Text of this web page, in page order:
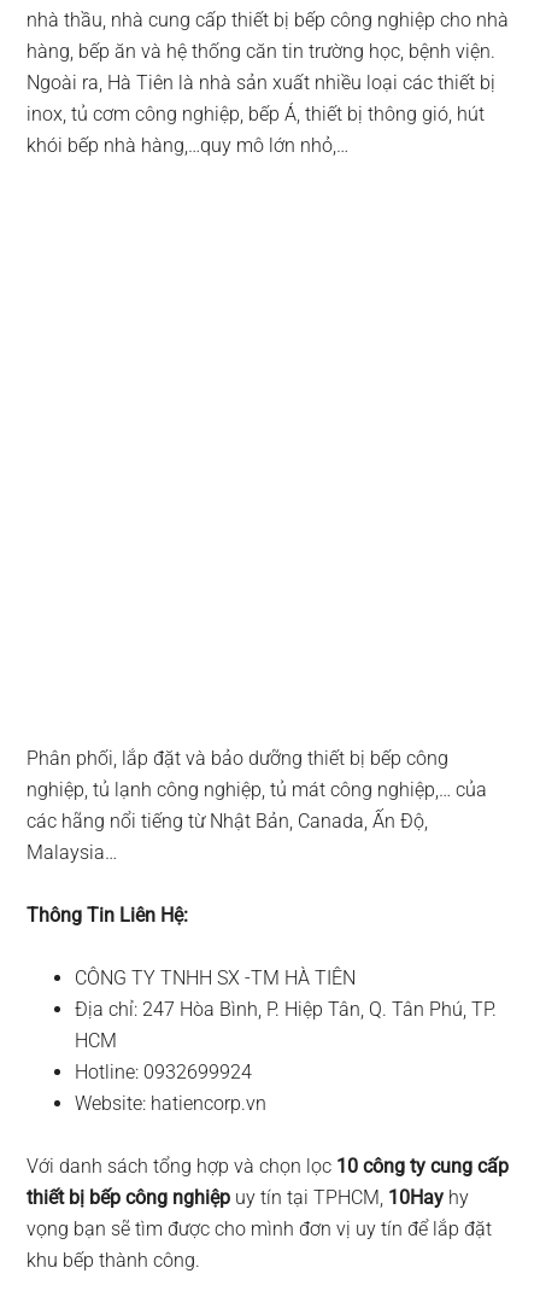
nhà thầu, nhà cung cấp thiết bị bếp công nghiệp cho nhà
hàng, bếp ăn và hệ thống căn tin trường học, bệnh viện.
Ngoài ra, Hà Tiên là nhà sản xuất nhiều loại các thiết bị
inox, tủ cơm công nghiệp, bếp Á, thiết bị thông gió, hút
khói bếp nhà hàng,…quy mô lớn nhỏ,…
Phân phối, lắp đặt và bảo dưỡng thiết bị bếp công
nghiệp, tủ lạnh công nghiệp, tủ mát công nghiệp,… của
các hãng nổi tiếng từ Nhật Bản, Canada, Ấn Độ,
Malaysia…
Thông Tin Liên Hệ:
CÔNG TY TNHH SX -TM HÀ TIÊN
Địa chỉ: 247 Hòa Bình, P. Hiệp Tân, Q. Tân Phú, TP.
HCM
Hotline: 0932699924
Website: hatiencorp.vn
Với danh sách tổng hợp và chọn lọc 10 công ty cung cấp
thiết bị bếp công nghiệp uy tín tại TPHCM, 10Hay hy
vọng bạn sẽ tìm được cho mình đơn vị uy tín để lắp đặt
khu bếp thành công.